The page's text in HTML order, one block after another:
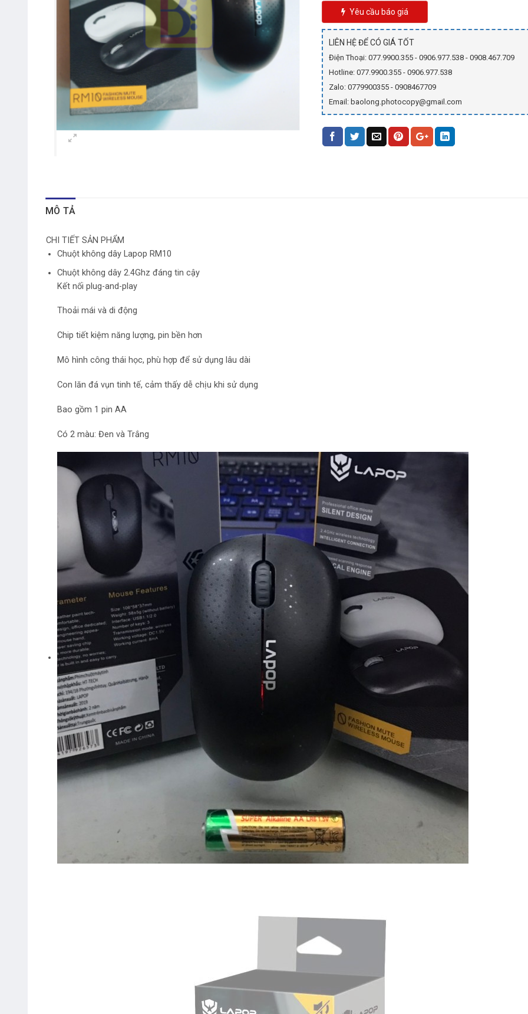
Yêu cầu báo giá
LIÊN HỆ ĐỂ CÓ GIÁ TỐT
Điện Thoại: 077.9900.355 - 0906.977.538 - 0908.467.709
Hotline: 077.9900.355 - 0906.977.538
Zalo: 0779900355 - 0908467709
Email: baolong.photocopy@gmail.com
MÔ TẢ
CHI TIẾT SẢN PHẨM
Chuột không dây Lapop RM10
Chuột không dây 2.4Ghz đáng tin cậy
Kết nối plug-and-play
Thoải mái và di động
Chip tiết kiệm năng lượng, pin bền hơn
Mô hình công thái học, phù hợp để sử dụng lâu dài
Con lăn đá vụn tinh tế, cảm thấy dễ chịu khi sử dụng
Bao gồm 1 pin AA
Có 2 màu: Đen và Trắng